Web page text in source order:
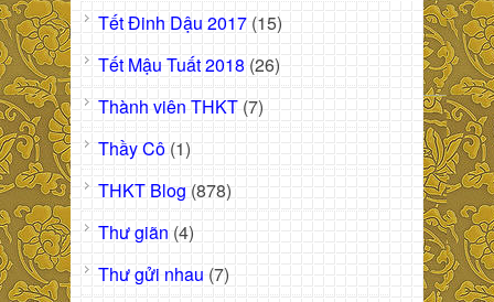
Tết Đinh Dậu 2017 (15)
Tết Mậu Tuất 2018 (26)
Thành viên THKT (7)
Thầy Cô (1)
THKT Blog (878)
Thư giãn (4)
Thư gửi nhau (7)